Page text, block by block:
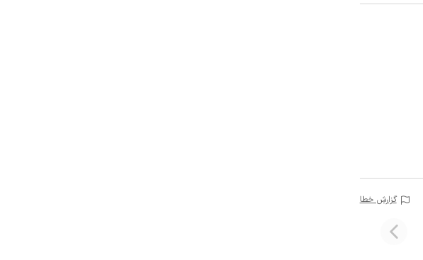
گزارش خطا